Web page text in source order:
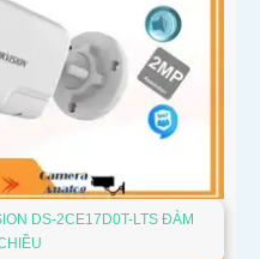
DS-2CE17D0T-LTS ĐÀM